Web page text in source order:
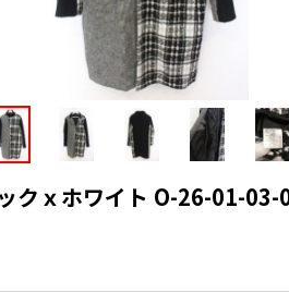
クｘホワイト O-26-01-